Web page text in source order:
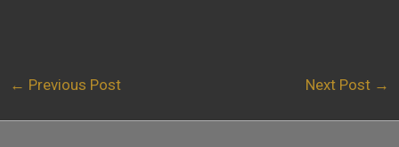
← Previous Post Next Post →